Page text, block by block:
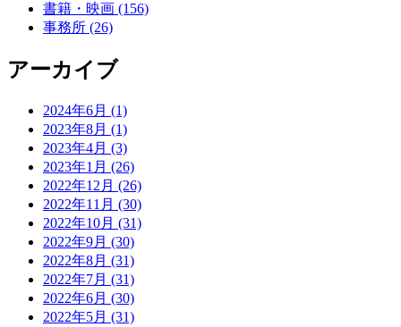
書籍・映画 (156)
事務所 (26)
アーカイブ
2024年6月 (1)
2023年8月 (1)
2023年4月 (3)
2023年1月 (26)
2022年12月 (26)
2022年11月 (30)
2022年10月 (31)
2022年9月 (30)
2022年8月 (31)
2022年7月 (31)
2022年6月 (30)
2022年5月 (31)